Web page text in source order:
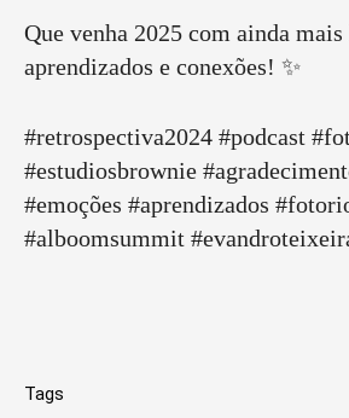
Que venha 2025 com ainda
aprendizados e conexões! ✨
#retrospectiva2024 #podcast
#estudiosbrownie
#emoções #aprendizados
#alboomsummit
Tags